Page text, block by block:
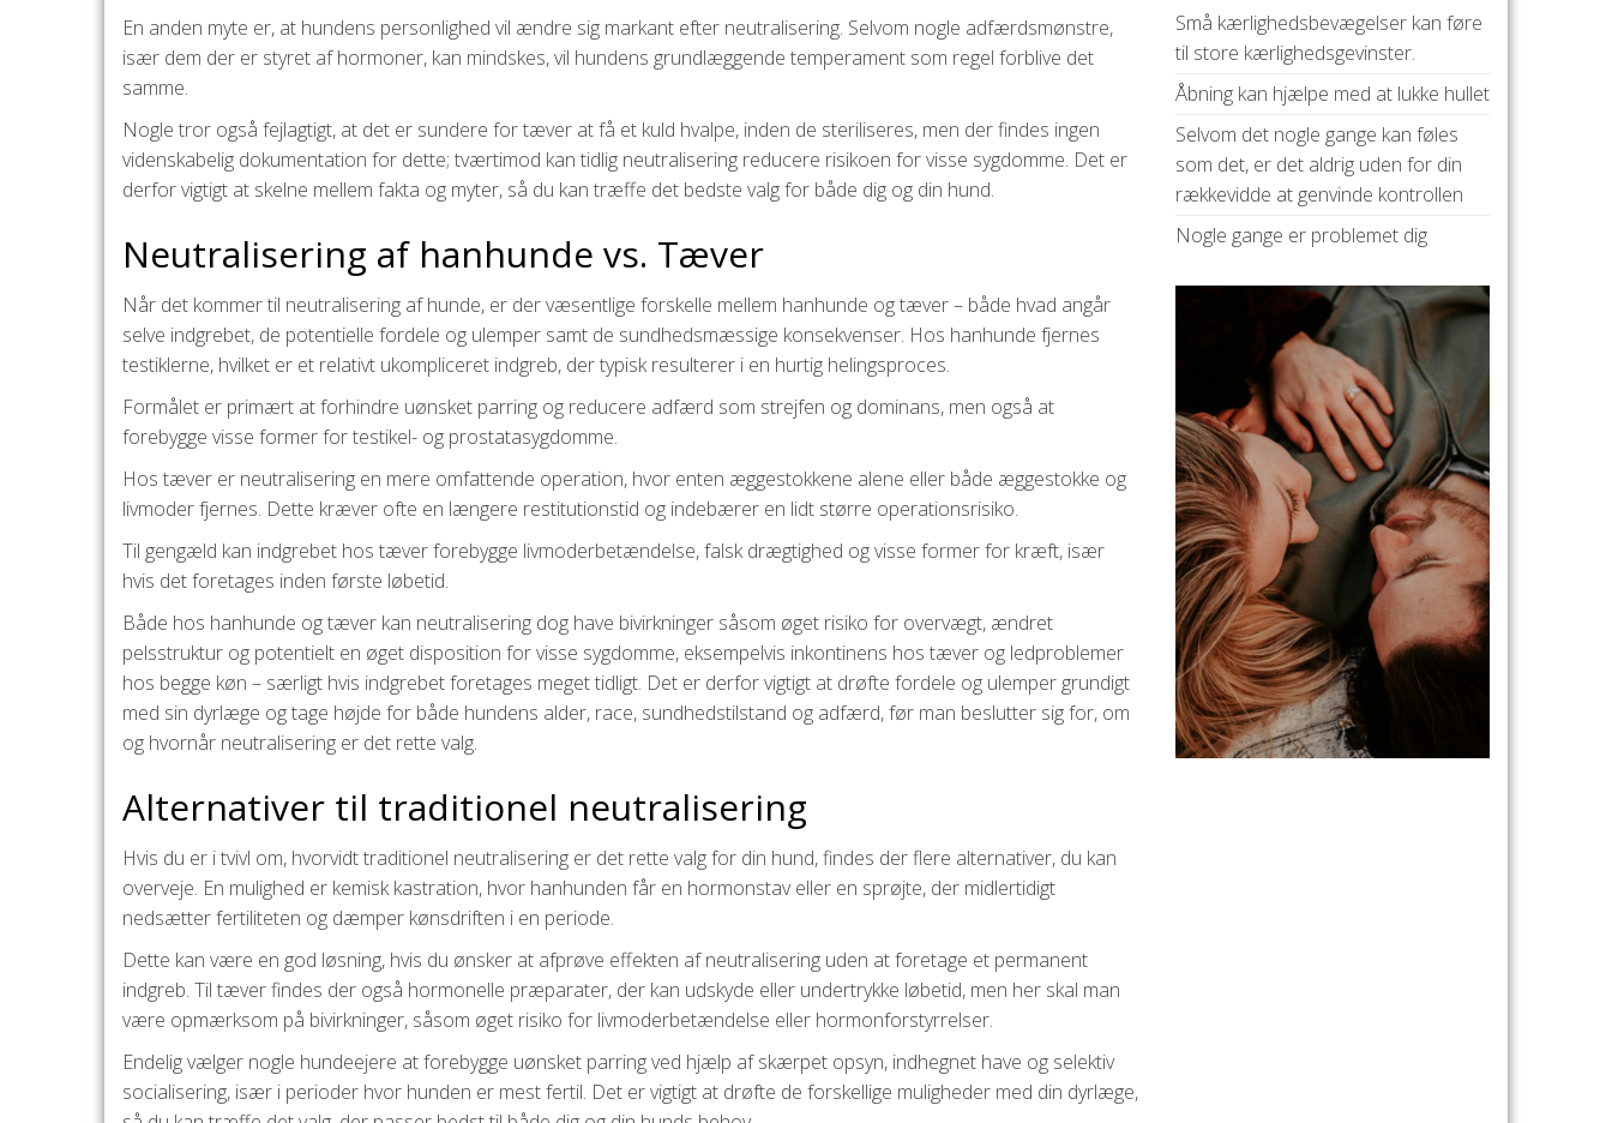
En anden myte er, at hundens personlighed vil ændre sig markant efter neutralisering. Selvom nogle adfærdsmønstre,
især dem der er styret af hormoner, kan mindskes, vil hundens grundlæggende temperament som regel forblive det
samme.
Nogle tror også fejlagtigt, at det er sundere for tæver at få et kuld hvalpe, inden de steriliseres, men der findes ingen
videnskabelig dokumentation for dette; tværtimod kan tidlig neutralisering reducere risikoen for visse sygdomme. Det er
derfor vigtigt at skelne mellem fakta og myter, så du kan træffe det bedste valg for både dig og din hund.
Neutralisering af hanhunde vs. Tæver
Når det kommer til neutralisering af hunde, er der væsentlige forskelle mellem hanhunde og tæver – både hvad angår
selve indgrebet, de potentielle fordele og ulemper samt de sundhedsmæssige konsekvenser. Hos hanhunde fjernes
testiklerne, hvilket er et relativt ukompliceret indgreb, der typisk resulterer i en hurtig helingsproces.
Formålet er primært at forhindre uønsket parring og reducere adfærd som strejfen og dominans, men også at
forebygge visse former for testikel- og prostatasygdomme.
Hos tæver er neutralisering en mere omfattende operation, hvor enten æggestokkene alene eller både æggestokke og
livmoder fjernes. Dette kræver ofte en længere restitutionstid og indebærer en lidt større operationsrisiko.
Til gengæld kan indgrebet hos tæver forebygge livmoderbetændelse, falsk drægtighed og visse former for kræft, især
hvis det foretages inden første løbetid.
Både hos hanhunde og tæver kan neutralisering dog have bivirkninger såsom øget risiko for overvægt, ændret
pelsstruktur og potentielt en øget disposition for visse sygdomme, eksempelvis inkontinens hos tæver og ledproblemer
hos begge køn – særligt hvis indgrebet foretages meget tidligt. Det er derfor vigtigt at drøfte fordele og ulemper grundigt
med sin dyrlæge og tage højde for både hundens alder, race, sundhedstilstand og adfærd, før man beslutter sig for, om
og hvornår neutralisering er det rette valg.
Alternativer til traditionel neutralisering
Hvis du er i tvivl om, hvorvidt traditionel neutralisering er det rette valg for din hund, findes der flere alternativer, du kan
overveje. En mulighed er kemisk kastration, hvor hanhunden får en hormonstav eller en sprøjte, der midlertidigt
nedsætter fertiliteten og dæmper kønsdriften i en periode.
Dette kan være en god løsning, hvis du ønsker at afprøve effekten af neutralisering uden at foretage et permanent
indgreb. Til tæver findes der også hormonelle præparater, der kan udskyde eller undertrykke løbetid, men her skal man
være opmærksom på bivirkninger, såsom øget risiko for livmoderbetændelse eller hormonforstyrrelser.
Endelig vælger nogle hundeejere at forebygge uønsket parring ved hjælp af skærpet opsyn, indhegnet have og selektiv
socialisering, især i perioder hvor hunden er mest fertil. Det er vigtigt at drøfte de forskellige muligheder med din dyrlæge,
Små kærlighedsbevægelser kan føre
til store kærlighedsgevinster.
Åbning kan hjælpe med at lukke hullet
Selvom det nogle gange kan føles
som det, er det aldrig uden for din
rækkevidde at genvinde kontrollen
Nogle gange er problemet dig